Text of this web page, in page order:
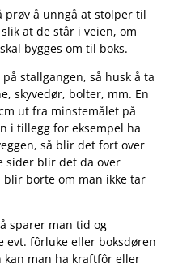
prøv å unngå at stolper til
at de står i veien, om
bygges om til boks.
stallgangen, så husk å ta
skyvedør, bolter, mm. En
ut fra minstemålet på
i tillegg for eksempel ha
så blir det fort over
sider blir det da over
blir borte om man ikke tar
sparer man tid og
evt. fôrluke eller boksdøren
kan man ha kraftfôr eller